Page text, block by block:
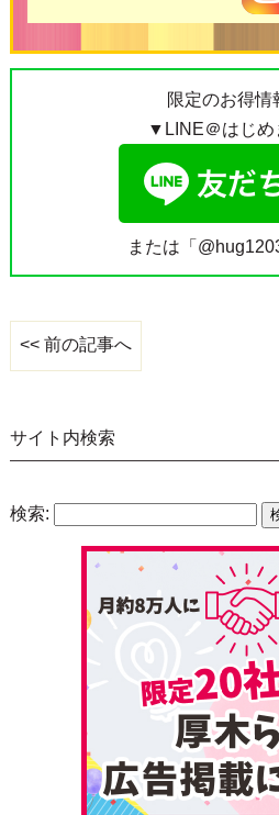
限定のお得情
▼LINE＠はじ
または「
<< 前の記事へ
サイト内検索
検索: